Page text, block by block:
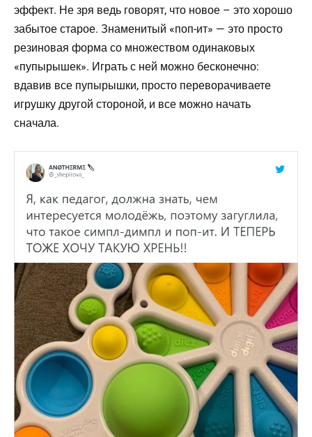
эффект. Не зря ведь говорят, что новое – это хорошо
забытое старое. Знаменитый «поп-ит» — это просто
резиновая форма со множеством одинаковых
«пупырышек». Играть с ней можно бесконечно:
вдавив все пупырышки, просто переворачиваете
игрушку другой стороной, и все можно начать
сначала.